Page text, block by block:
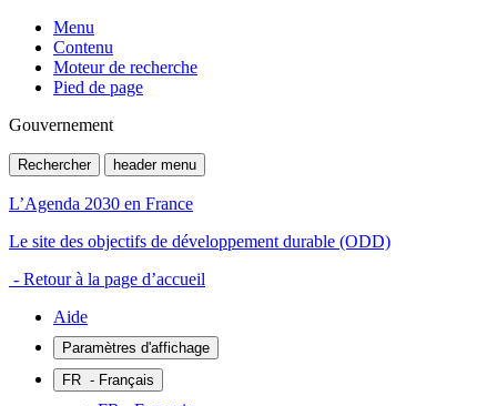
Menu
Contenu
Moteur de recherche
Pied de page
Gouvernement
Rechercher header menu
L’Agenda 2030 en France
Le site des objectifs de développement durable (ODD)
- Retour à la page d’accueil
Aide
Paramètres d'affichage
FR - Français